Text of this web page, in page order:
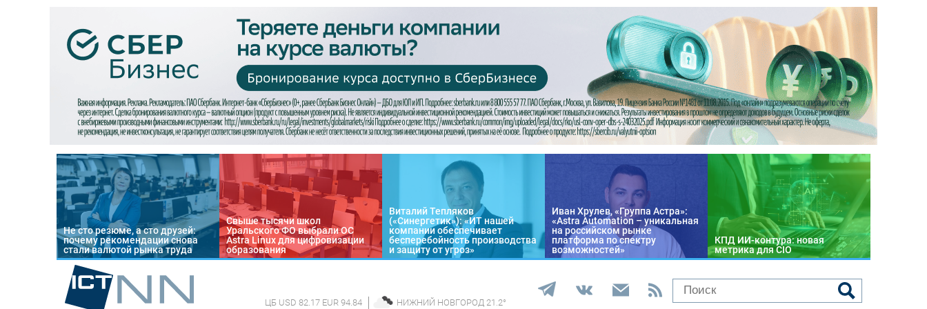
Не сто резюме, а сто друзей:
почему рекомендации снова
стали валютой рынка труда
Свыше тысячи школ
Уральского ФО выбрали ОС
Astra Linux для цифровизации
образования
Виталий Тепляков
(«Синергетик»): «ИТ нашей
компании обеспечивает
бесперебойность производства
и защиту от угроз»
Иван Хрулев, «Группа Астра»:
«Astra Automation – уникальная
на российском рынке
платформа по спектру
возможностей»
КПД ИИ-контура: новая
метрика для CIO
ЦБ USD 82.17 EUR 94.84 НИЖНИЙ НОВГОРОД 21.2°